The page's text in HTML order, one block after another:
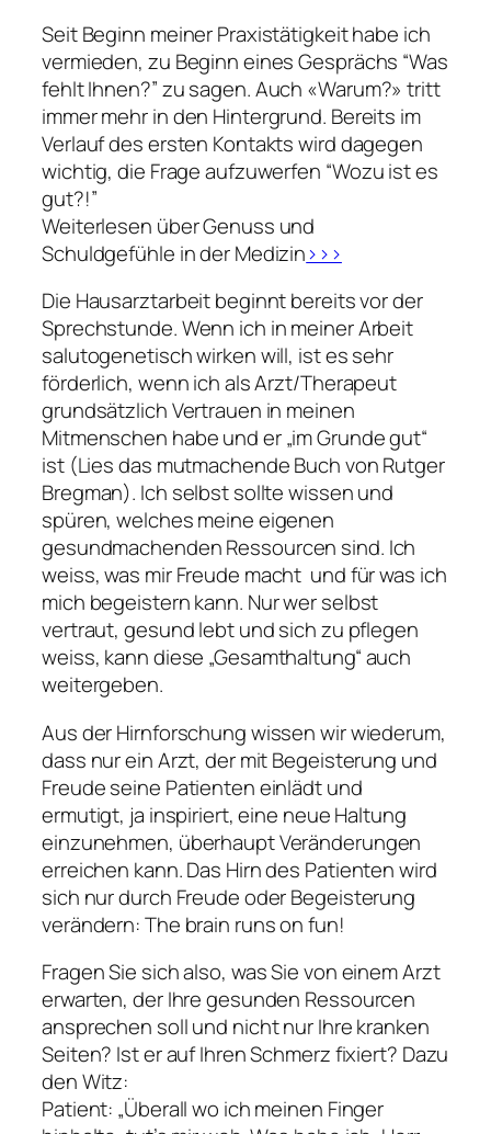
Seit Beginn meiner Praxistätigkeit habe ich
vermieden, zu Beginn eines Gesprächs “Was
fehlt Ihnen?”zu sagen. Auch «Warum?» tritt
immer mehr in den Hintergrund. Bereits im
Verlauf des ersten Kontakts wird dagegen
wichtig, die Frage aufzuwerfen “Wozu ist es
gut?!”
Weiterlesen über Genuss und
Schuldgefühle in der Medizin>>>
Die Hausarztarbeit beginnt bereits vor der
Sprechstunde. Wenn ich in meiner Arbeit
salutogenetisch wirken will, ist es sehr
förderlich, wenn ich als Arzt/Therapeut
grundsätzlich Vertrauen in meinen
Mitmenschen habe und er „im Grunde gut“
ist (Lies das mutmachende Buch von Rutger
Bregman). Ich selbst sollte wissen und
spüren, welches meine eigenen
gesundmachenden Ressourcen sind. Ich
weiss, was mir Freude macht und für was ich
mich begeistern kann. Nur wer selbst
vertraut, gesund lebt und sich zu pflegen
weiss, kann diese „Gesamthaltung“ auch
weitergeben.
Aus der Hirnforschung wissen wir wiederum,
dass nur ein Arzt, der mit Begeisterung und
Freude seine Patienten einlädt und
ermutigt, ja inspiriert, eine neue Haltung
einzunehmen, überhaupt Veränderungen
erreichen kann. Das Hirn des Patienten wird
sich nur durch Freude oder Begeisterung
verändern:The brain runs on fun!
Fragen Sie sich also, was Sie von einem Arzt
erwarten, der Ihre gesunden Ressourcen
ansprechen soll und nicht nur Ihre kranken
Seiten? Ist er auf Ihren Schmerz fixiert? Dazu
den Witz:
Patient: „Überall wo ich meinen Finger